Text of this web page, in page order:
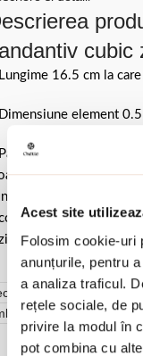
Acest site
Folosim cookie-uri
anunțurile, pentru
a analiza traficul.
rețele sociale, de
privire la modul în
pot combina cu
cubic
16.5 cm la
element 0.5
bijuteria in
pentru a evita
cu apa si
sa o lustruiti
(0)